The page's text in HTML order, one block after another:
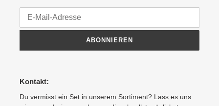
ABONNIEREN
Kontakt:
Du vermisst ein Set in unserem Sortiment? Lass es uns